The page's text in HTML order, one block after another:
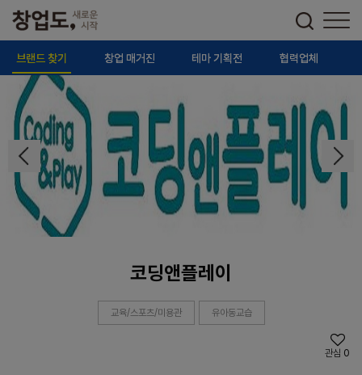
브랜드 찾기 창업 매거진 테마 기획전 협력업체
코딩앤플레이
교육/스포츠/미용관 유아동교습
관심 0